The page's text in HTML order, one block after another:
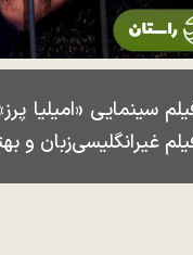
سینمایی «امیلیا
غیرانگلیسی‌زبان و